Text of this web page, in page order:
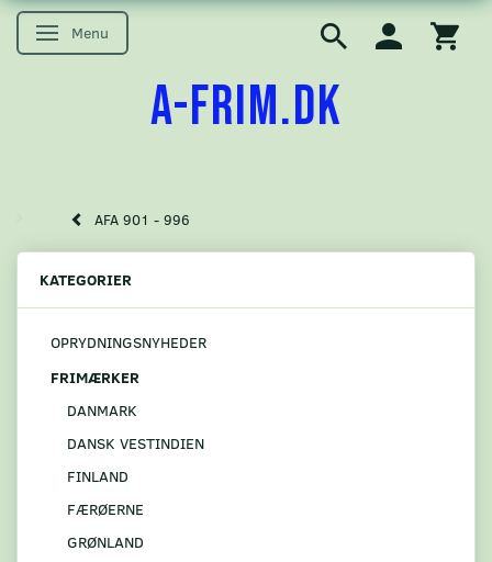
Skifte navigation
Menu
A-FRIM.DK
AFA 901 - 996
KATEGORIER
OPRYDNINGSNYHEDER
FRIMÆRKER
DANMARK
DANSK VESTINDIEN
FINLAND
FÆRØERNE
GRØNLAND